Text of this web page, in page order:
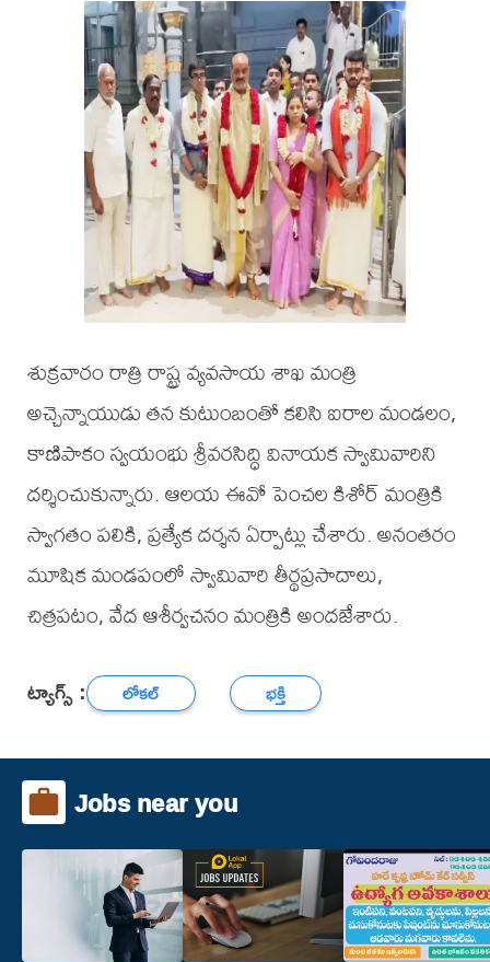
శుక్రవారం రాత్రి రాష్ట్ర వ్యవసాయ శాఖ మంత్రి
అచ్చెన్నాయుడు తన కుటుంబంతో కలిసి ఐరాల మండలం,
కాణిపాకం స్వయంభు శ్రీవరసిద్ధి వినాయక స్వామివారిని
దర్శించుకున్నారు. ఆలయ ఈవో పెంచల కిశోర్ మంత్రికి
స్వాగతం పలికి, ప్రత్యేక దర్శన ఏర్పాట్లు చేశారు. అనంతరం
మూషిక మండపంలో స్వామివారి తీర్థప్రసాదాలు,
చిత్రపటం, వేద ఆశీర్వచనం మంత్రికి అందజేశారు.
ట్యాగ్స్ : లోకల్ భక్తి
Jobs near you